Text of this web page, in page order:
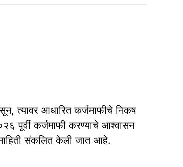
त्यावर आधारित कर्जमाफीचे निकष
पूर्वी कर्जमाफी करण्याचे आश्वासन
संकलित केली जात आहे.